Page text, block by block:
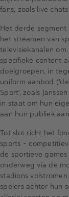
fans, zoals live
Het derde segment
het streamen van
televisiekanalen
specifieke content
doelgroepen, in
uniform aanbod
Sport', zoals
in staat om hun
aan hun publiek
Tot slot richt het
sports -
de sportieve
onderweg via de
stadions
spelers achter hun